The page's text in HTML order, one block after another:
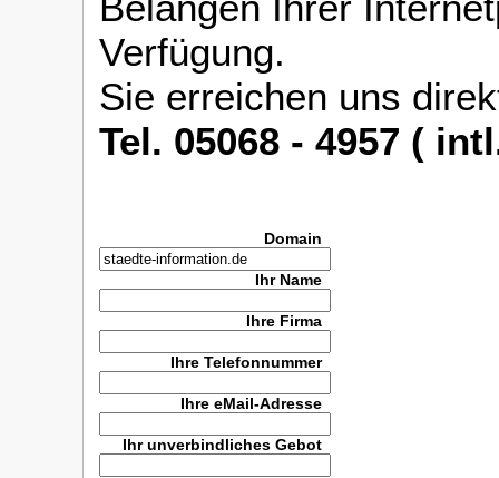
Verfügung.
Sie erreichen uns
Tel. 05068 - 4957 (
Domain
Ihr Name
Ihre Firma
Ihre Telefonnummer
Ihre eMail-Adresse
Ihr unverbindliches Gebot